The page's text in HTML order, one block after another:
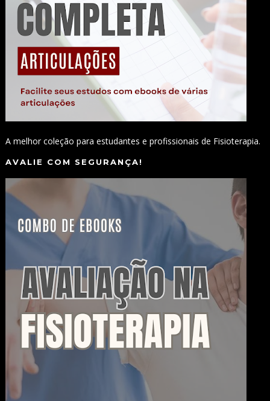
A melhor coleção para estudantes e profissionais de Fisioterapia.
AVALIE COM SEGURANÇA!